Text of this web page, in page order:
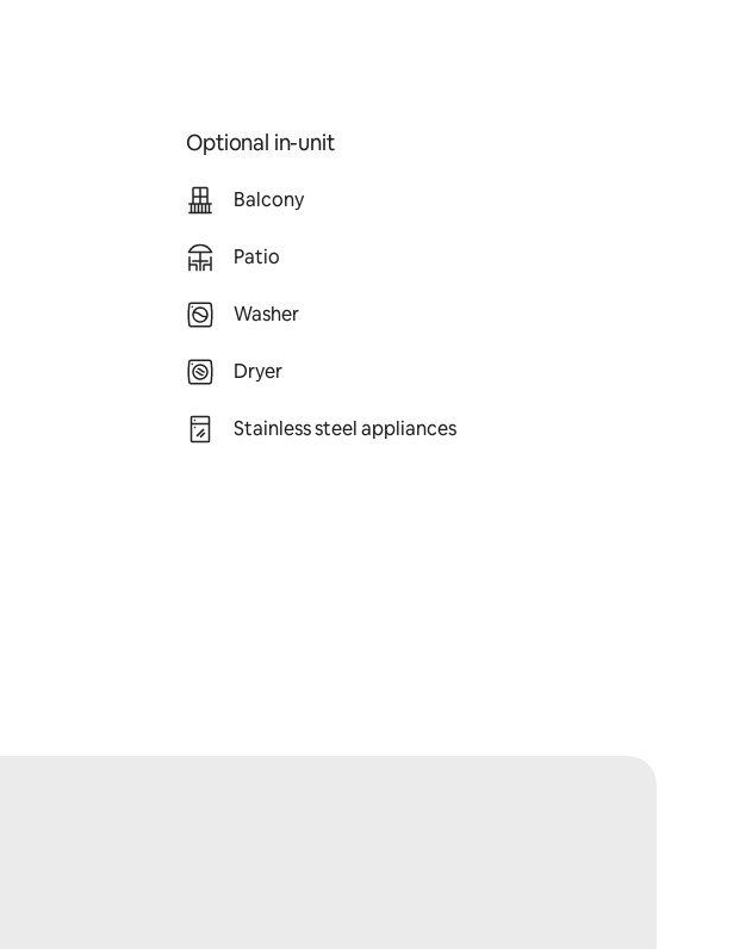
Optional in-unit
Balcony
Patio
Washer
Dryer
Stainless steel appliances